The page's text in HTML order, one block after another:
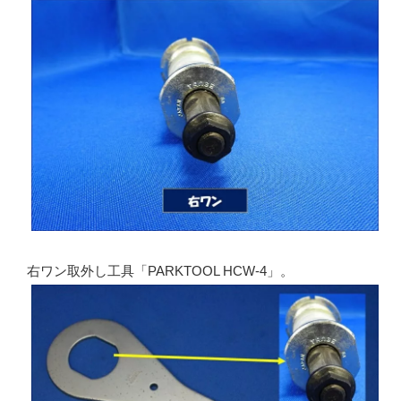
右ワン取外し工具「PARKTOOL HCW-4」。